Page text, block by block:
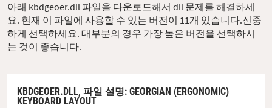
아래 kbdgeoer.dll 파일을 다운로드해서 dll 문제를 해결하세
요. 현재 이 파일에 사용할 수 있는 버전이 11개 있습니다.신중
하게 선택하세요. 대부분의 경우 가장 높은 버전을 선택하시
는 것이 좋습니다.
KBDGEOER.DLL, 파일 설명: GEORGIAN (ERGONOMIC)
KEYBOARD LAYOUT